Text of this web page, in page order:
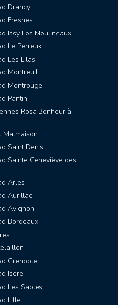
Drancy
Fresnes
Issy Les Moulineaux
Le Perreux
Les Lilas
Montreuil
Montrouge
Pantin
Rosa Bonheur à
Malmaison
Saint Denis
Sainte Geneviève des
Arles
Aurillac
Avignon
Bordeaux
Grenoble
Isere
Les Sables
Lille